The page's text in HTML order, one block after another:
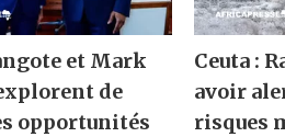
et Mark
de
opportunités
Ceuta :
avoir
risques